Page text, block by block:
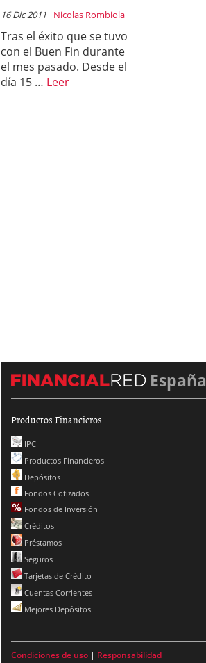
16 Dic 2011 Nicolas Rombiola
Tras el éxito que se tuvo
con el Buen Fin durante
el mes pasado. Desde el
día 15 … Leer
España
Productos Financieros
IPC
Productos Financieros
Depósitos
Fondos Cotizados
Fondos de Inversión
Créditos
Préstamos
Seguros
Tarjetas de Crédito
Cuentas Corrientes
Mejores Depósitos
Condiciones de uso | Responsabilidad